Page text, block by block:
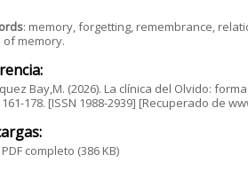
: memory, forgetting, remembrance,
of memory.
Bay,M. (2026). La clínica del Olvido:
161-178. [ISSN 1988-2939] [Recuperado de
PDF completo (386 KB)